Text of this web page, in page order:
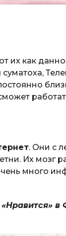
их как
. Они с
Их мозг
много
в